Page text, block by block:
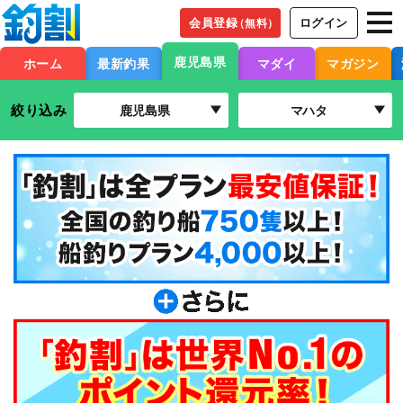
会員登録（無料） ログイン
ホーム 最新釣果 鹿児島県 マダイ マガジン
絞り込み 鹿児島県 マハタ